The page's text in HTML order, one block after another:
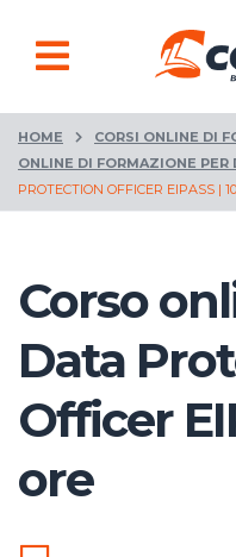
HOME CORSI ONLINE DI
ONLINE DI FORMAZIONE PER
PROTECTION OFFICER EIPASS |
Corso
Data
Officer
ore